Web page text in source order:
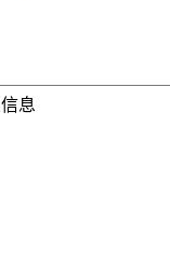
息